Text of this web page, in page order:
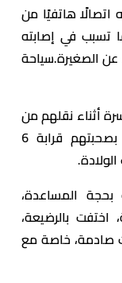
هاتفيًا من
تسبب في إصابته
عن الصغيرة.سياحة
أثناء نقلهم من
غرفة لأخرى داخل المستشفى، وظلت بصحبتهم قرابة 6
المساعدة،
اختفت بالرضيعة،
صادمة، خاصة مع